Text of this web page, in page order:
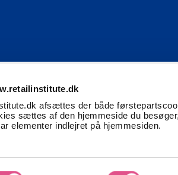
afsættes der både
sættes af den hjemmeside du
elementer indlejret på hjemmesiden.
netværk af retaileksperter.